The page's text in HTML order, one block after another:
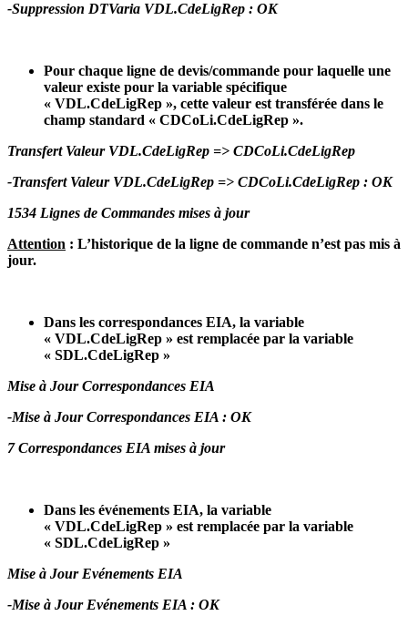
-Suppression DTVaria VDL.CdeLigRep : OK
Pour chaque ligne de devis/commande pour laquelle une
valeur existe pour la variable spécifique
« VDL.CdeLigRep », cette valeur est transférée dans le
champ standard « CDCoLi.CdeLigRep ».
Transfert Valeur VDL.CdeLigRep => CDCoLi.CdeLigRep
-Transfert Valeur VDL.CdeLigRep => CDCoLi.CdeLigRep : OK
1534 Lignes de Commandes mises à jour
Attention : L’historique de la ligne de commande n’est pas mis à
jour.
Dans les correspondances EIA, la variable
« VDL.CdeLigRep » est remplacée par la variable
« SDL.CdeLigRep »
Mise à Jour Correspondances EIA
-Mise à Jour Correspondances EIA : OK
7 Correspondances EIA mises à jour
Dans les événements EIA, la variable
« VDL.CdeLigRep » est remplacée par la variable
« SDL.CdeLigRep »
Mise à Jour Evénements EIA
-Mise à Jour Evénements EIA : OK